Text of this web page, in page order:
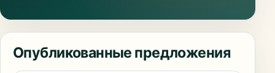
Опубликованные предложения